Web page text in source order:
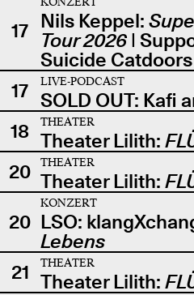
17 Nils Keppel:
Tour 2026|
Suicide Catdoors
17
LIVE-PODCAST
SOLD OUT: Kafi
18
THEATER
Theater Lilith:
20
THEATER
Theater Lilith:
20
KONZERT
LSO:
Lebens
21
THEATER
Theater Lilith: